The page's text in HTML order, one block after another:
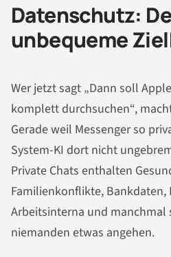
Datenschutz:
unbequeme
Wer jetzt sagt „Dann soll
komplett durchsuchen“,
Gerade weil Messenger so
System-KI dort nicht
Private Chats enthalten
Familienkonflikte, Bankdaten,
Arbeitsinterna und manchmal
niemanden etwas angehen.